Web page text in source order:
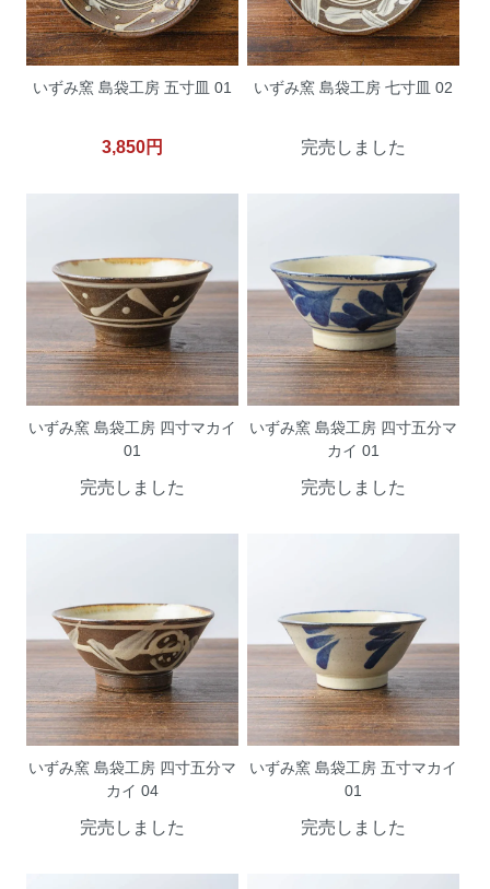
いずみ窯 島袋工房 五寸皿 01
3,850円
いずみ窯 島袋工房 七寸皿 02
完売しました
いずみ窯 島袋工房 四寸マカイ
01
完売しました
いずみ窯 島袋工房 四寸五分マ
カイ 01
完売しました
いずみ窯 島袋工房 四寸五分マ
カイ 04
完売しました
いずみ窯 島袋工房 五寸マカイ
01
完売しました